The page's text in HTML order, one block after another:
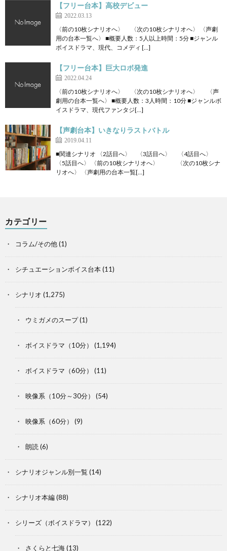
【フリー台本】高校デビュー
2022.03.13
〈前の10枚シナリオへ〉 〈次の10枚シナリオへ〉 〈声劇
用の台本一覧へ〉 ■概要人数：5人以上時間：5分 ■ジャンル
ボイスドラマ、現代、コメディ […]
【フリー台本】巨大ロボ発進
2022.04.24
〈前の10枚シナリオへ〉 〈次の10枚シナリオへ〉 〈声
劇用の台本一覧へ〉 ■概要人数：3人時間：10分 ■ジャンルボ
イスドラマ、現代ファンタジ[…]
【声劇台本】いきなりラストバトル
2019.04.11
■関連シナリオ 〈2話目へ〉 〈3話目へ〉 〈4話目へ〉
〈5話目へ〉 〈前の10枚シナリオへ〉 〈次の10枚シナ
リオへ〉 〈声劇用の台本一覧[…]
カテゴリー
コラム/その他(1)
シチュエーションボイス台本(11)
シナリオ (1,275)
ウミガメのスープ(1)
ボイスドラマ（10分） (1,194)
ボイスドラマ（60分） (11)
映像系（10分～30分） (54)
映像系（60分） (9)
朗読 (6)
シナリオジャンル別一覧 (14)
シナリオ本編(88)
シリーズ（ボイスドラマ） (122)
さくらと七海(13)